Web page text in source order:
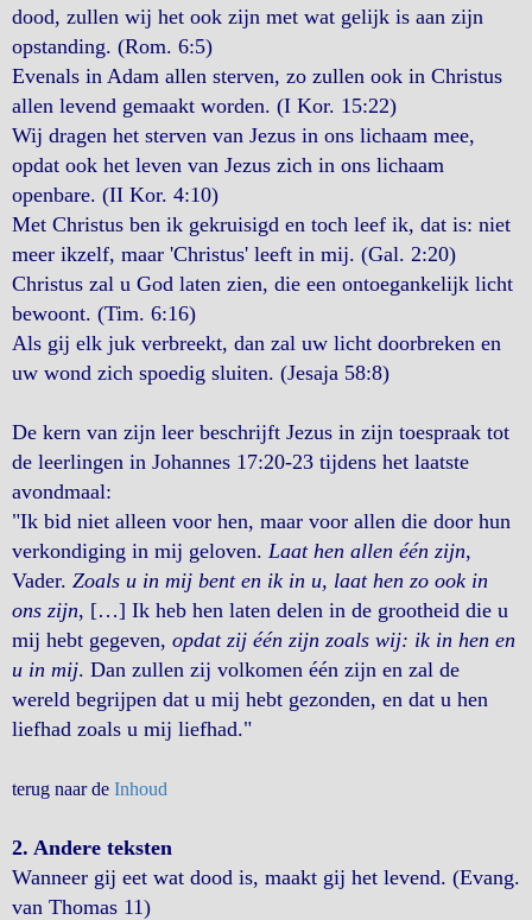
dood, zullen wij het ook zijn met wat gelijk is aan zijn
opstanding. (Rom. 6:5)
Evenals in Adam allen sterven, zo zullen ook in Christus
allen levend gemaakt worden. (I Kor. 15:22)
Wij dragen het sterven van Jezus in ons lichaam mee,
opdat ook het leven van Jezus zich in ons lichaam
openbare. (II Kor. 4:10)
Met Christus ben ik gekruisigd en toch leef ik, dat is: niet
meer ikzelf, maar 'Christus' leeft in mij. (Gal. 2:20)
Christus zal u God laten zien, die een ontoegankelijk licht
bewoont. (Tim. 6:16)
Als gij elk juk verbreekt, dan zal uw licht doorbreken en
uw wond zich spoedig sluiten. (Jesaja 58:8)
De kern van zijn leer beschrijft Jezus in zijn toespraak tot
de leerlingen in Johannes 17:20-23 tijdens het laatste
avondmaal:
"Ik bid niet alleen voor hen, maar voor allen die door hun
verkondiging in mij geloven. Laat hen allen één zijn,
Vader. Zoals u in mij bent en ik in u, laat hen zo ook in
ons zijn, […] Ik heb hen laten delen in de grootheid die u
mij hebt gegeven, opdat zij één zijn zoals wij: ik in hen en
u in mij. Dan zullen zij volkomen één zijn en zal de
wereld begrijpen dat u mij hebt gezonden, en dat u hen
liefhad zoals u mij liefhad."
terug naar de Inhoud
2. Andere teksten
Wanneer gij eet wat dood is, maakt gij het levend. (Evang.
van Thomas 11)